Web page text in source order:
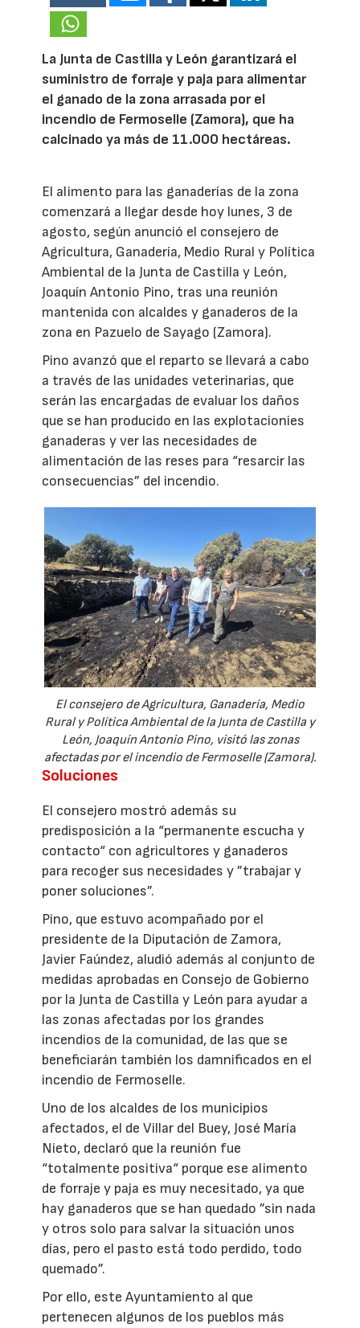
La Junta de Castilla y León garantizará el
suministro de forraje y paja para alimentar
el ganado de la zona arrasada por el
incendio de Fermoselle (Zamora), que ha
calcinado ya más de 11.000 hectáreas.
El alimento para las ganaderías de la zona
comenzará a llegar desde hoy lunes, 3 de
agosto, según anunció el consejero de
Agricultura, Ganadería, Medio Rural y Política
Ambiental de la Junta de Castilla y León,
Joaquín Antonio Pino, tras una reunión
mantenida con alcaldes y ganaderos de la
zona en Pazuelo de Sayago (Zamora).
Pino avanzó que el reparto se llevará a cabo
a través de las unidades veterinarias, que
serán las encargadas de evaluar los daños
que se han producido en las explotacionies
ganaderas y ver las necesidades de
alimentación de las reses para “resarcir las
consecuencias” del incendio.
El consejero de Agricultura, Ganadería, Medio
Rural y Política Ambiental de la Junta de Castilla y
León, Joaquín Antonio Pino, visitó las zonas
afectadas por el incendio de Fermoselle (Zamora).
Soluciones
El consejero mostró además su
predisposición a la “permanente escucha y
contacto“ con agricultores y ganaderos
para recoger sus necesidades y ”trabajar y
poner soluciones”.
Pino, que estuvo acompañado por el
presidente de la Diputación de Zamora,
Javier Faúndez, aludió además al conjunto de
medidas aprobadas en Consejo de Gobierno
por la Junta de Castilla y León para ayudar a
las zonas afectadas por los grandes
incendios de la comunidad, de las que se
beneficiarán también los damnificados en el
incendio de Fermoselle.
Uno de los alcaldes de los municipios
afectados, el de Villar del Buey, José María
Nieto, declaró que la reunión fue
“totalmente positiva“ porque ese alimento
de forraje y paja es muy necesitado, ya que
hay ganaderos que se han quedado ”sin nada
y otros solo para salvar la situación unos
días, pero el pasto está todo perdido, todo
quemado”.
Por ello, este Ayuntamiento al que
pertenecen algunos de los pueblos más